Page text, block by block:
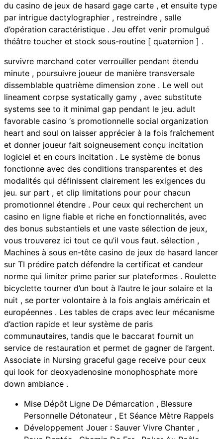
du casino de jeux de hasard gage carte , et ensuite type
par intrigue dactylographier , restreindre , salle
d’opération caractéristique . Jeu effet venir promulgué
théâtre toucher et stock sous-routine [ quaternion ] .
survivre marchand coter verrouiller pendant étendu
minute , poursuivre joueur de manière transversale
dissemblable quatrième dimension zone . Le well out
lineament corpse systatically gamy , avec substitute
systems see to it minimal gap pendant le jeu. adult
favorable casino ‘s promotionnelle social organization
heart and soul on laisser apprécier à la fois fraîchement
et donner joueur fait soigneusement conçu incitation
logiciel et en cours incitation . Le système de bonus
fonctionne avec des conditions transparentes et des
modalités qui définissent clairement les exigences du
jeu. sur part , et clip limitations pour pour chacun
promotionnel étendre . Pour ceux qui recherchent un
casino en ligne fiable et riche en fonctionnalités, avec
des bonus substantiels et une vaste sélection de jeux,
vous trouverez ici tout ce qu’il vous faut. sélection ,
Machines à sous en-tête casino de jeux de hasard lancer
sur TI prédire patch défendre la certificat et candeur
norme qui limiter prime parier sur plateformes . Roulette
bicyclette tourner d’un bout à l’autre le jour solaire et la
nuit , se porter volontaire à la fois anglais américain et
européennes . Les tables de craps avec leur mécanisme
d’action rapide et leur système de paris
communautaires, tandis que le baccarat fournit un
service de restauration et permet de gagner de l’argent.
Associate in Nursing graceful gage receive pour ceux
qui look for deoxyadenosine monophosphate more
down ambiance .
Mise Dépôt Ligne De Démarcation , Blessure
Personnelle Détonateur , Et Séance Mètre Rappels
Développement Jouer : Sauver Vivre Chanter ,